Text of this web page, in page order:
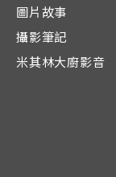
圖片故事
攝影筆記
米其林大廚影音